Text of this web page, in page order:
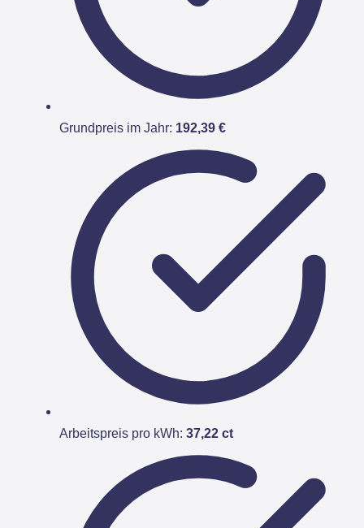
Grundpreis im Jahr: 192,39 €
Arbeitspreis pro kWh: 37,22 ct